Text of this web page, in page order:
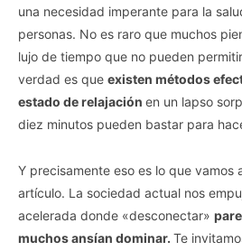
una necesidad imperante para la
personas. No es raro que muchos
lujo de tiempo que no pueden
verdad es que existen métodos
estado de relajación en un lapso
diez minutos pueden bastar para
Y precisamente eso es lo que vamos
artículo. La sociedad actual nos
acelerada donde «desconectar»
muchos ansían dominar. Te